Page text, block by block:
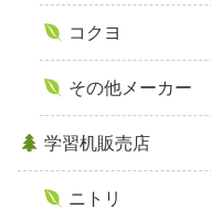
コクヨ
その他メーカー
学習机販売店
ニトリ